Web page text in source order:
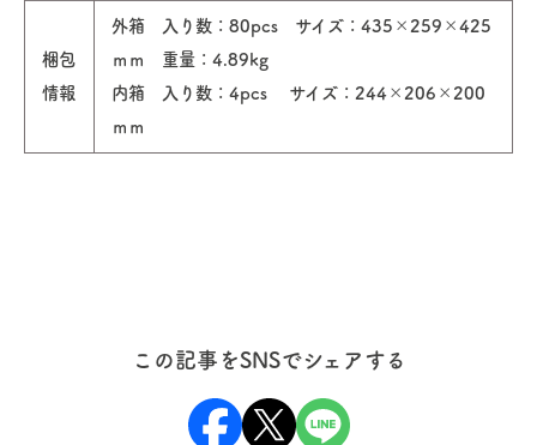
梱包
情報
外箱 入り数：80pcs サイズ：435×259×425
ｍｍ 重量：4.89kg
内箱 入り数：4pcs サイズ：244×206×200
ｍｍ
この記事をSNSでシェアする